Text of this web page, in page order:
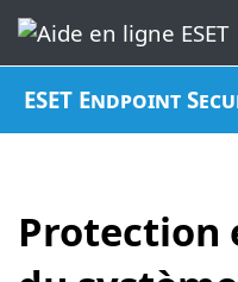
ESET Endpoint
Protection